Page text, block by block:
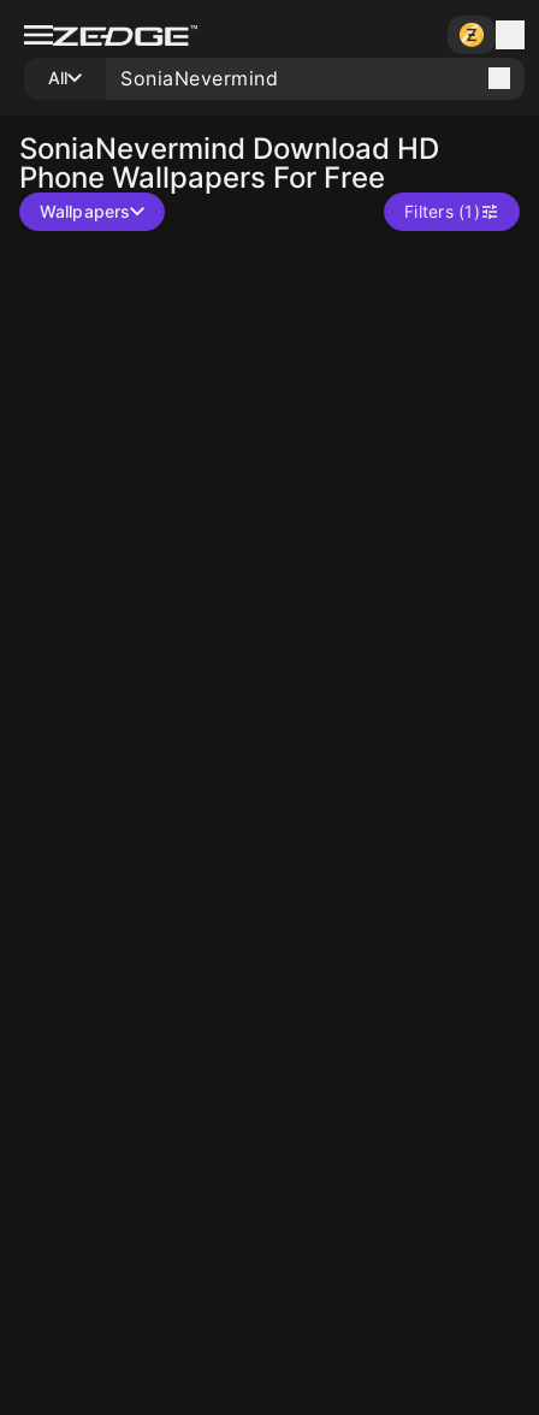
All
SoniaNevermind Download HD
Phone Wallpapers For Free
Wallpapers Filters (1)